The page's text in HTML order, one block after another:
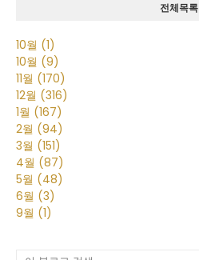
전체목록
10월 (1)
10월 (9)
11월 (170)
12월 (316)
1월 (167)
2월 (94)
3월 (151)
4월 (87)
5월 (48)
6월 (3)
9월 (1)